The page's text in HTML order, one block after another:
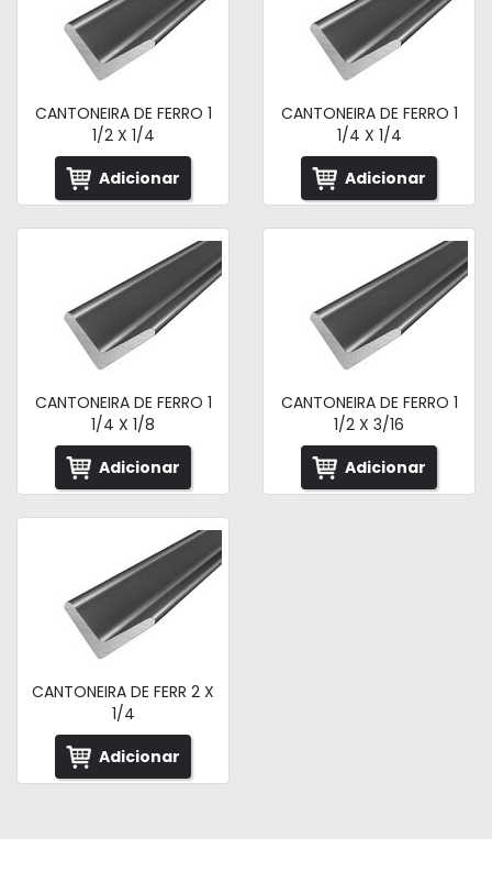
CANTONEIRA DE FERRO 1
1/2 X 1/4
Adicionar
CANTONEIRA DE FERRO 1
1/4 X 1/4
Adicionar
CANTONEIRA DE FERRO 1
1/4 X 1/8
Adicionar
CANTONEIRA DE FERRO 1
1/2 X 3/16
Adicionar
CANTONEIRA DE FERR 2 X
1/4
Adicionar